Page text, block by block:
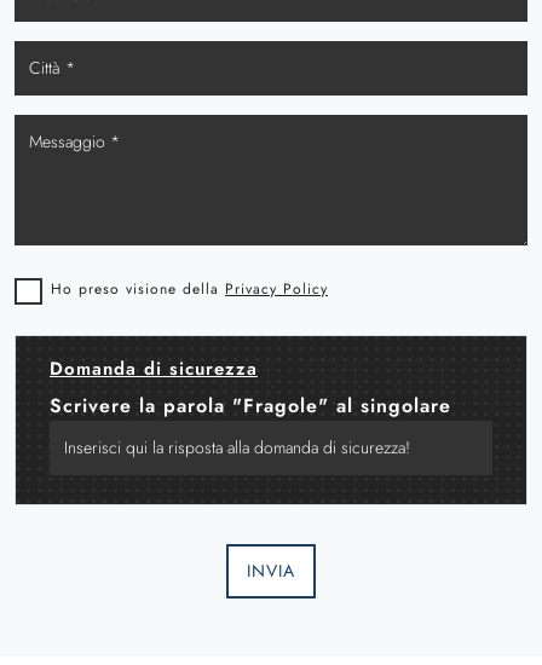
Ho preso visione della Privacy Policy
Domanda di sicurezza
Scrivere la parola "Fragole" al singolare
INVIA